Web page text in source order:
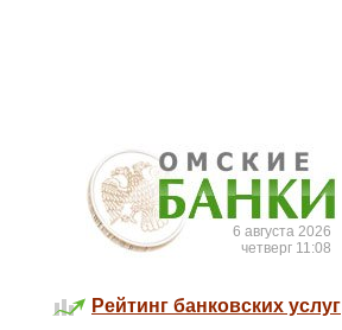
6 августа 2026
четверг 11:08
Рейтинг банковских услуг